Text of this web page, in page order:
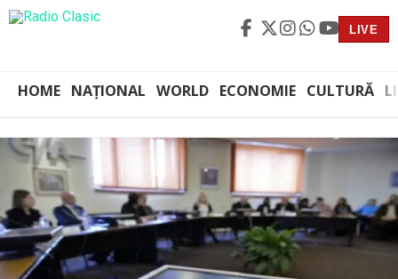
LIVE
HOME NAȚIONAL WORLD ECONOMIE CULTURĂ